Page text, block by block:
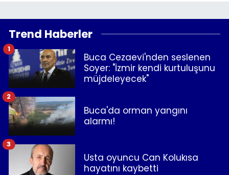
Trend Haberler
Buca Cezaevi'nden seslenen
Soyer: "İzmir kendi kurtuluşunu
müjdeleyecek"
1
Buca'da orman yangını
alarmı!
2
Usta oyuncu Can Kolukısa
hayatını kaybetti
3